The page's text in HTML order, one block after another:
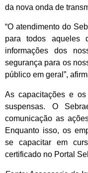
da nova onda de
“O atendimento do
para todos aqueles
informações dos
segurança para os
público em geral”,
As capacitações e
suspensas. O
comunicação as
Enquanto isso, os
se capacitar em
certificado no Portal